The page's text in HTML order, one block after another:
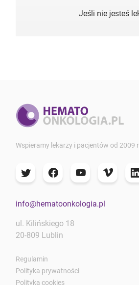
Jeśli nie jesteś
Wspieramy lekarzy i pacjentów od 2009
info@hematoonkologia.pl
ul. Kilińskiego 18
20-809 Lublin
Regulamin
Polityka prywatności
Polityka cookies